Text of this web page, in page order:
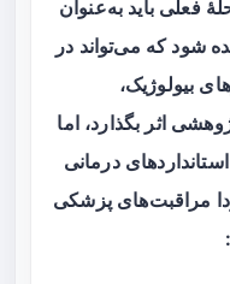
فعلی باید به‌عنوان
شود که می‌تواند در
بیولوژیک،
اثر بگذارد، اما
درمانی
مراقبت‌های پزشکی